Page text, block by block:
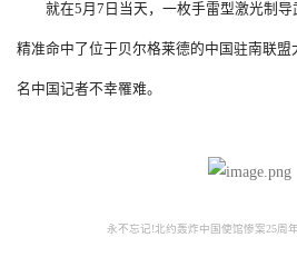
就在5月7日当天，一枚手雷型激光制导
精准命中了位于贝尔格莱德的中国驻南联盟
名中国记者不幸罹难。
永不忘记!北约轰炸中国使馆惨案25周